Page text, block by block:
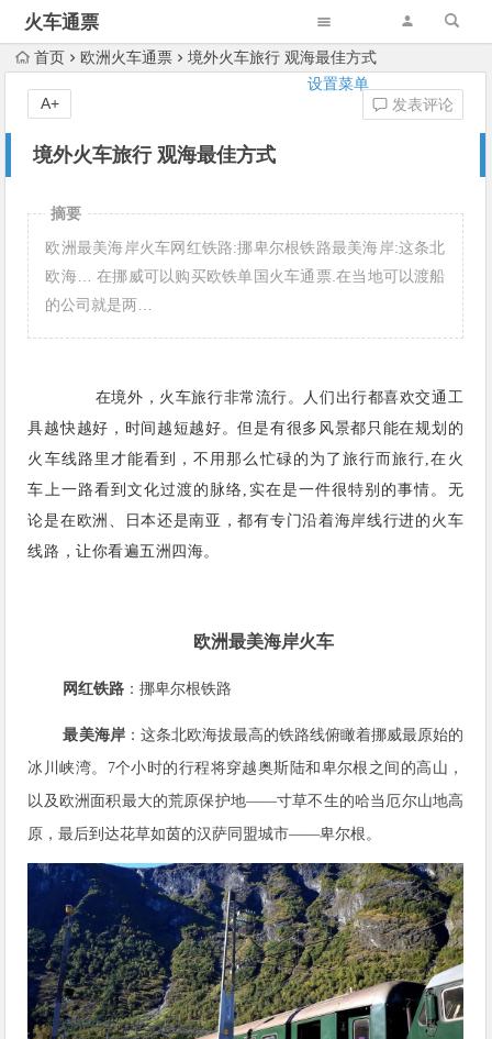
火车通票
设置菜单
首页 欧洲火车通票 境外火车旅行 观海最佳方式
境外火车旅行 观海最佳方式
发表评论
A+
摘要
欧洲最美海岸火车网红铁路:挪卑尔根铁路最美海岸:这条北
欧海… 在挪威可以购买欧铁单国火车通票.在当地可以渡船
的公司就是两…
在境外，火车旅行非常流行。人们出行都喜欢交通工
具越快越好，时间越短越好。但是有很多风景都只能在规划的
火车线路里才能看到，不用那么忙碌的为了旅行而旅行,在火
车上一路看到文化过渡的脉络,实在是一件很特别的事情。无
论是在欧洲、日本还是南亚，都有专门沿着海岸线行进的火车
线路，让你看遍五洲四海。
欧洲最美海岸火车
网红铁路 ：挪卑尔根铁路
最美海岸：这条北欧海拔最高的铁路线俯瞰着挪威最原始的
冰川峡湾。7个小时的行程将穿越奥斯陆和卑尔根之间的高山，
以及欧洲面积最大的荒原保护地——寸草不生的哈当厄尔山地高
原，最后到达花草如茵的汉萨同盟城市——卑尔根。